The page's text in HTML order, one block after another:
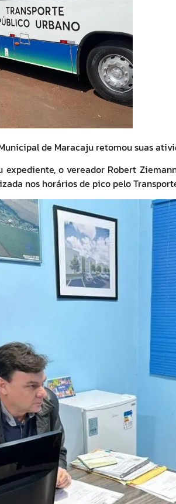
de Maracaju retomou suas
expediente, o vereador Robert
nos horários de pico pelo